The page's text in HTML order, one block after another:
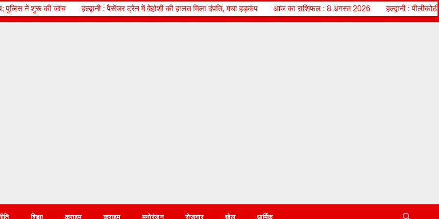
: पैसेंजर ट्रेन में बेहोशी की हालत मिला दंपति, मचा हड़कंप आज का राशिफल : 8 अगस्त 2026 हल्द्वानी : पीलीकोठी चौराहे पर दो गुटों के विवाद
शिक्षा क्राइम क्राइम मनोरंजन रोज़गार खेल धार्मिक